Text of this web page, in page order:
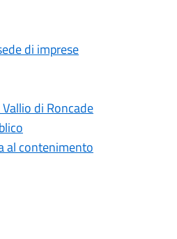
di imprese
di Roncade
al contenimento